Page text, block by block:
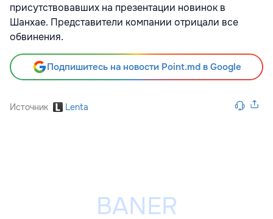
присутствовавших на презентации новинок в
Шанхае. Представители компании отрицали все
обвинения.
Подпишитесь на новости Point.md в Google
Источник Lenta